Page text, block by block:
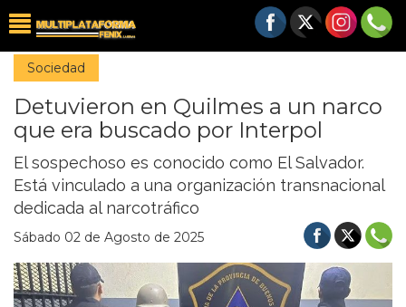
Sociedad
Detuvieron en Quilmes a un narco
que era buscado por Interpol
El sospechoso es conocido como El Salvador.
Está vinculado a una organización transnacional
dedicada al narcotráfico
Sábado 02 de Agosto de 2025